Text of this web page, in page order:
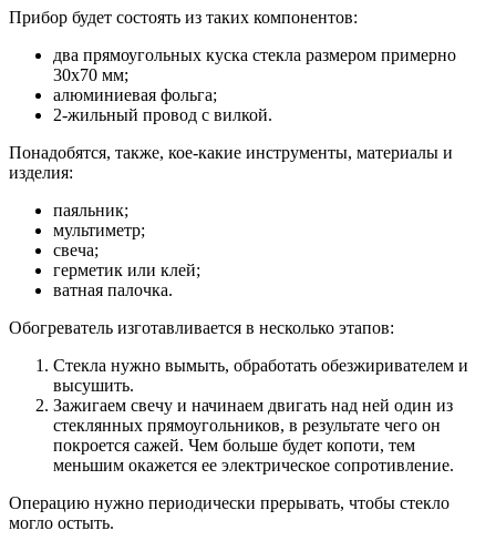
Прибор будет состоять из таких компонентов:
два прямоугольных куска стекла размером примерно
30х70 мм;
алюминиевая фольга;
2-жильный провод с вилкой.
Понадобятся, также, кое-какие инструменты, материалы и
изделия:
паяльник;
мультиметр;
свеча;
герметик или клей;
ватная палочка.
Обогреватель изготавливается в несколько этапов:
Стекла нужно вымыть, обработать обезжиривателем и
высушить.
Зажигаем свечу и начинаем двигать над ней один из
стеклянных прямоугольников, в результате чего он
покроется сажей. Чем больше будет копоти, тем
меньшим окажется ее электрическое сопротивление.
Операцию нужно периодически прерывать, чтобы стекло
могло остыть.